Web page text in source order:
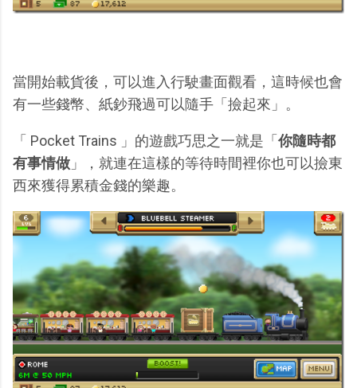
當開始載貨後，可以進入行駛畫面觀看，這時候也會
有一些錢幣、紙鈔飛過可以隨手「撿起來」。
「 Pocket Trains 」的遊戲巧思之一就是「你隨時都
有事情做 」，就連在這樣的等待時間裡你也可以撿東
西來獲得累積金錢的樂趣。